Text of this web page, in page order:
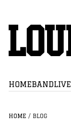
HOMEBANDLIVE
HOME / BLOG